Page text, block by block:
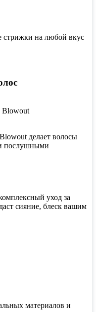
стрижки на любой вкус
Blowout
делает волосы
послушными
уход за
сияние, блеск вашим
материалов и